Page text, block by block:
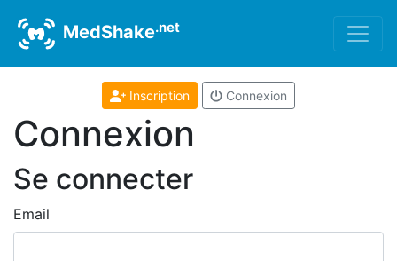
MedShake.net
Inscription Connexion
Connexion
Se connecter
Email